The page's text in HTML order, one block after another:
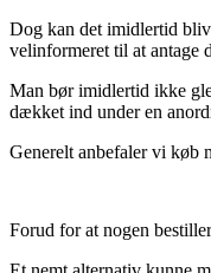
Dog kan det imidlertid
velinformeret til at antage
Man bør imidlertid ikke
dækket ind under en
Generelt anbefaler vi køb
Forud for at nogen